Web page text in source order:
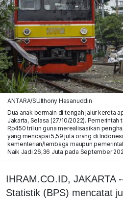
ANTARA/SUlthony Hasanuddin
Dua anak bermain di tengah jalur kereta
Jakarta, Selasa (27/10/2022). Pemerintah
Rp450 triliun guna merealisasikan
yang mencapai 5,59 juta orang di
kementerian/lembaga maupun
Naik Jadi 26,36 Juta pada September
IHRAM.CO.ID, JAKARTA
Statistik (BPS) mencatat